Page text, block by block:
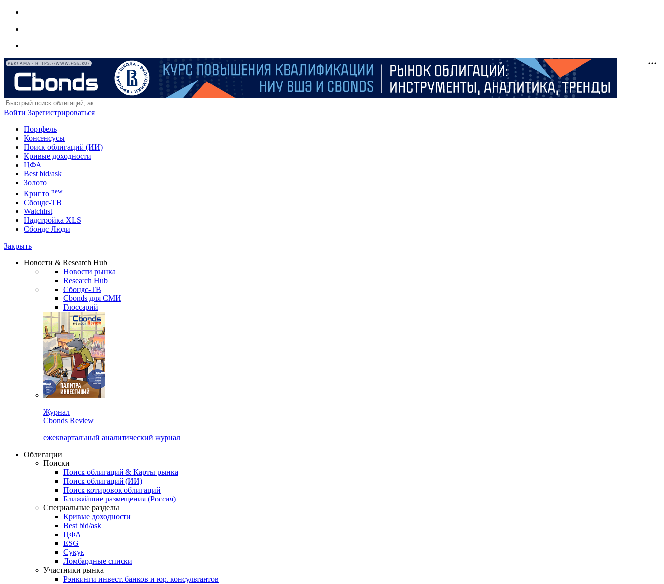
РЕКЛАМА • HTTPS://WWW.HSE.RU/
Войти Зарегистрироваться
Портфель
Консенсусы
Поиск облигаций (ИИ)
Кривые доходности
ЦФА
Best bid/ask
Золото
Крипто new
Сбондс-ТВ
Watchlist
Надстройка XLS
Сбондс Люди
Закрыть
Новости & Research Hub
Новости рынка
Research Hub
Сбондс-ТВ
Cbonds для СМИ
Глоссарий
Журнал
Cbonds Review
ежеквартальный аналитический журнал
Облигации
Поиски
Поиск облигаций & Карты рынка
Поиск облигаций (ИИ)
Поиск котировок облигаций
Ближайшие размещения (Россия)
Специальные разделы
Кривые доходности
Best bid/ask
ЦФА
ESG
Сукук
Ломбардные списки
Участники рынка
Рэнкинги инвест. банков и юр. консультантов